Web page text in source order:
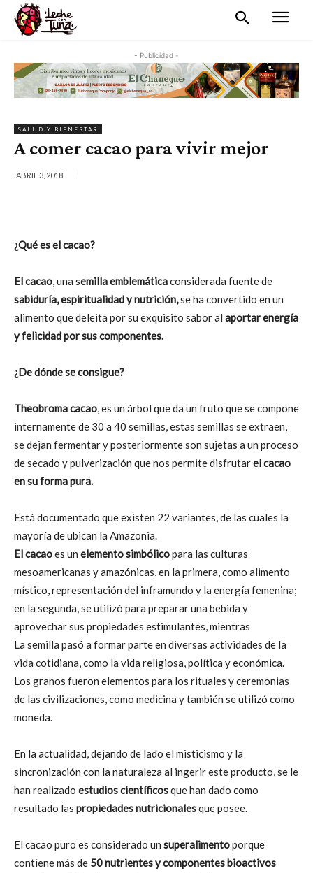
- Publicidad -
SALUD Y BIENESTAR
A comer cacao para vivir mejor
ABRIL 3, 2018
¿Qué es el cacao?
El cacao, una semilla emblemáticaconsiderada fuente de
sabiduría, espiritualidad y nutrición,se ha convertido en un
alimento que deleita por su exquisito sabor al aportar energía
y felicidad por sus componentes.
¿De dónde se consigue?
Theobroma cacao, es un árbol que da un fruto que se compone
internamente de 30 a 40 semillas, estas semillas se extraen,
se dejan fermentar y posteriormente son sujetas a un proceso
de secado y pulverización que nos permite disfrutarel cacao
en su forma pura.
Está documentado que existen 22 variantes, de las cuales la
mayoría de ubican la Amazonia.
El cacaoes un elemento simbólicopara las culturas
mesoamericanas y amazónicas, en la primera, como alimento
místico, representación del inframundo y la energía femenina;
en la segunda, se utilizó para preparar una bebida y
aprovechar sus propiedades estimulantes, mientras
La semilla pasó a formar parte en diversas actividades de la
vida cotidiana, como la vida religiosa, política y económica.
Los granos fueron elementos para los rituales y ceremonias
de las civilizaciones, como medicina y también se utilizó como
moneda.
En la actualidad, dejando de lado el misticismo y la
sincronización con la naturaleza al ingerir este producto, se le
han realizado estudios científicosque han dado como
resultado las propiedades nutricionalesque posee.
El cacao puro es considerado un superalimentoporque
contiene más de 50 nutrientes y componentes bioactivos